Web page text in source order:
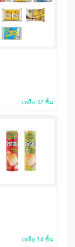
เหลือ 32 ชิ้น
เหลือ 14 ชิ้น